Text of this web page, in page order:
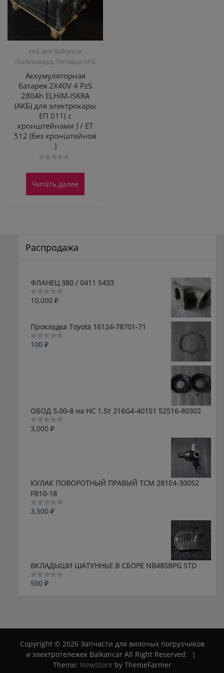
АКБ для Balkanсar
(Балканкар),Тяговые АКБ
Аккумуляторная
батарея 2X40V 4 PzS
280Ah ELHIM-ISKRA
(АКБ) для электрокары
ЕП 011( с
кронштейнами ) / ЕТ
512 (без кронштейнов
)
0
5
Читать далее
Распродажа
ФЛАНЕЦ 380 / 0411 5433
Оценка
5
10,000 ₽
Прокладка Toyota 16124-78701-71
Оценка
100 ₽
ОБОД 5.00-8 на HC 1.5т 216G4-40151 52516-80302
Оценка
3,000 ₽
КУЛАК ПОВОРОТНЫЙ ПРАВЫЙ ТСМ 281E4-30052
FB10-18
Оценка
3,500 ₽
ВКЛАДЫШИ ШАТУННЬЕ В СБОРЕ NB485BPG STD
Оценка
500 ₽
Copyright © 2026 Запчасти для вилочых погрузчиков
и электротележек Balkancar All Right Reserved.
|
Theme: NewStore by ThemeFarmer